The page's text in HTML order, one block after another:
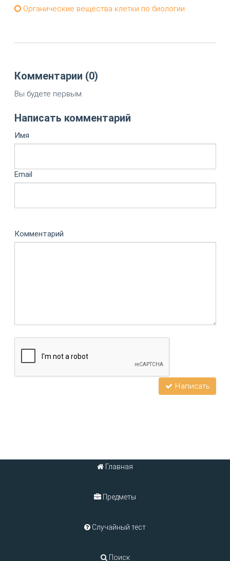
Органические вещества клетки по биологии
Комментарии (0)
Вы будете первым.
Написать комментарий
Имя
Email
Комментарий
Написать
Главная
Предметы
Случайный тест
Поиск